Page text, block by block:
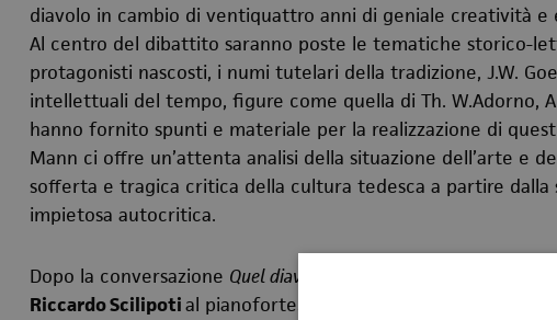
diavolo in cambio di ventiquattro anni di geniale creatività e
Al centro del dibattito saranno poste le tematiche storico-
protagonisti nascosti, i numi tutelari della tradizione, J.W.
intellettuali del tempo, figure come quella di Th. W.Adorno,
hanno fornito spunti e materiale per la realizzazione di
Mann ci offre un’attenta analisi della situazione dell’arte e
sofferta e tragica critica della cultura tedesca a partire dalla
impietosa autocritica.
Dopo la conversazione Quel diavolo di Thomas Mann
Riccardo Scilipotial pianoforte